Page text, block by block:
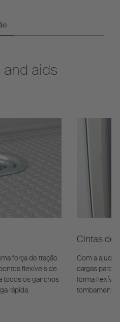
aids
força de tração
flexíveis de
todos os ganchos
rápida.
Cintas de
Com a ajuda
cargas
forma
tombamento.